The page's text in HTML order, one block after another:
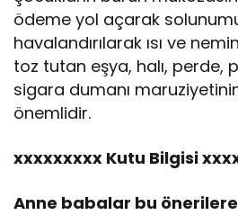
ödeme yol açarak
havalandırılarak ısı ve
toz tutan eşya, halı, perde,
sigara dumanı
önemlidir.
xxxxxxxxx Kutu Bilgisi
Anne babalar bu